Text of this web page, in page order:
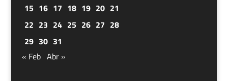
15 16 17 18 19 20 21
22 23 24 25 26 27 28
29 30 31
« Feb Abr »